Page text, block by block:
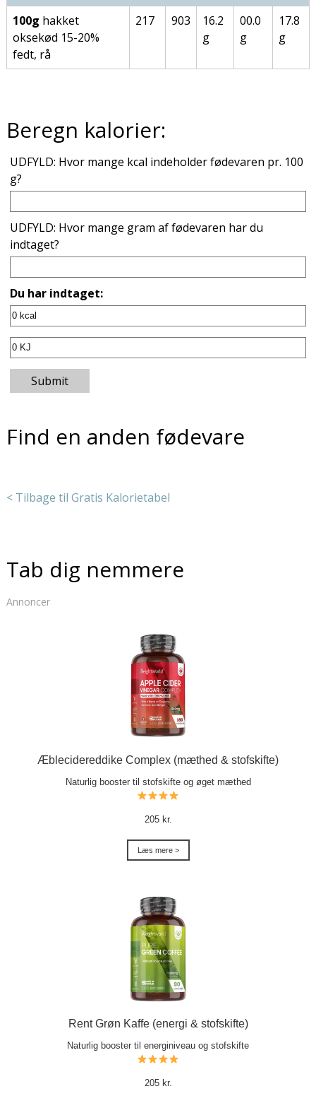
100g hakket
oksekød 15-20%
fedt, rå
217 903
16.2
g
00.0
g
17.8
g
Beregn kalorier:
UDFYLD: Hvor mange kcal indeholder fødevaren pr. 100
g?
UDFYLD: Hvor mange gram af fødevaren har du
indtaget?
Du har indtaget:
Submit
Find en anden fødevare
< Tilbage til Gratis Kalorietabel
Tab dig nemmere
Annoncer
Æblecidereddike Complex (mæthed & stofskifte)
Naturlig booster til stofskifte og øget mæthed
205 kr.
Læs mere >
Rent Grøn Kaffe (energi & stofskifte)
Naturlig booster til energiniveau og stofskifte
205 kr.